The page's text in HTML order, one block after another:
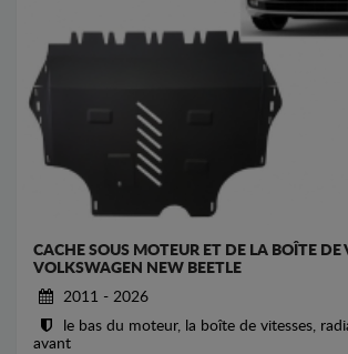
CACHE SOUS MOTEUR ET DE LA BOÎTE DE
VOLKSWAGEN NEW BEETLE
2011 - 2026
le bas du moteur, la boîte de vitesses,
avant